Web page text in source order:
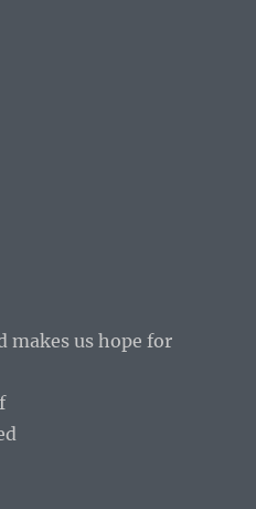
makes us hope for